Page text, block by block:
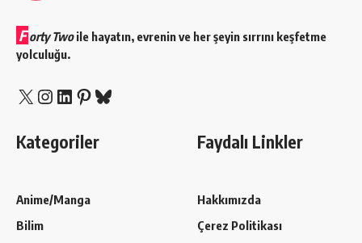
F orty Twoile hayatın, evrenin ve her şeyin sırrını keşfetme
yolculuğu.
X Instagram
LinkedIn
Pinterest
Bluesky
Kategoriler
Anime/Manga
Bilim
Faydalı Linkler
Hakkımızda
Çerez Politikası